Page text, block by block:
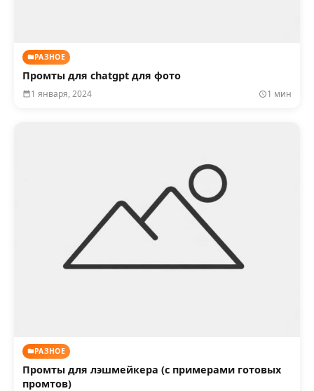
РАЗНОЕ
Промты для chatgpt для фото
1 января, 2024 1 мин
РАЗНОЕ
Промты для лэшмейкера (с примерами готовых
промтов)